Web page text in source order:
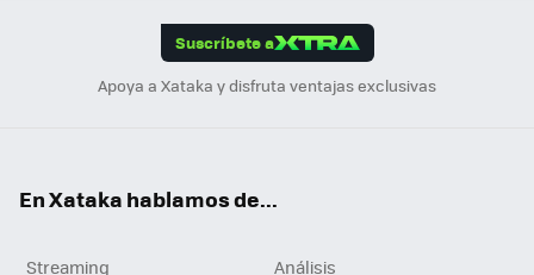
Suscríbete a
Apoya a Xataka y disfruta ventajas exclusivas
En Xataka hablamos de...
Streaming
Análisis